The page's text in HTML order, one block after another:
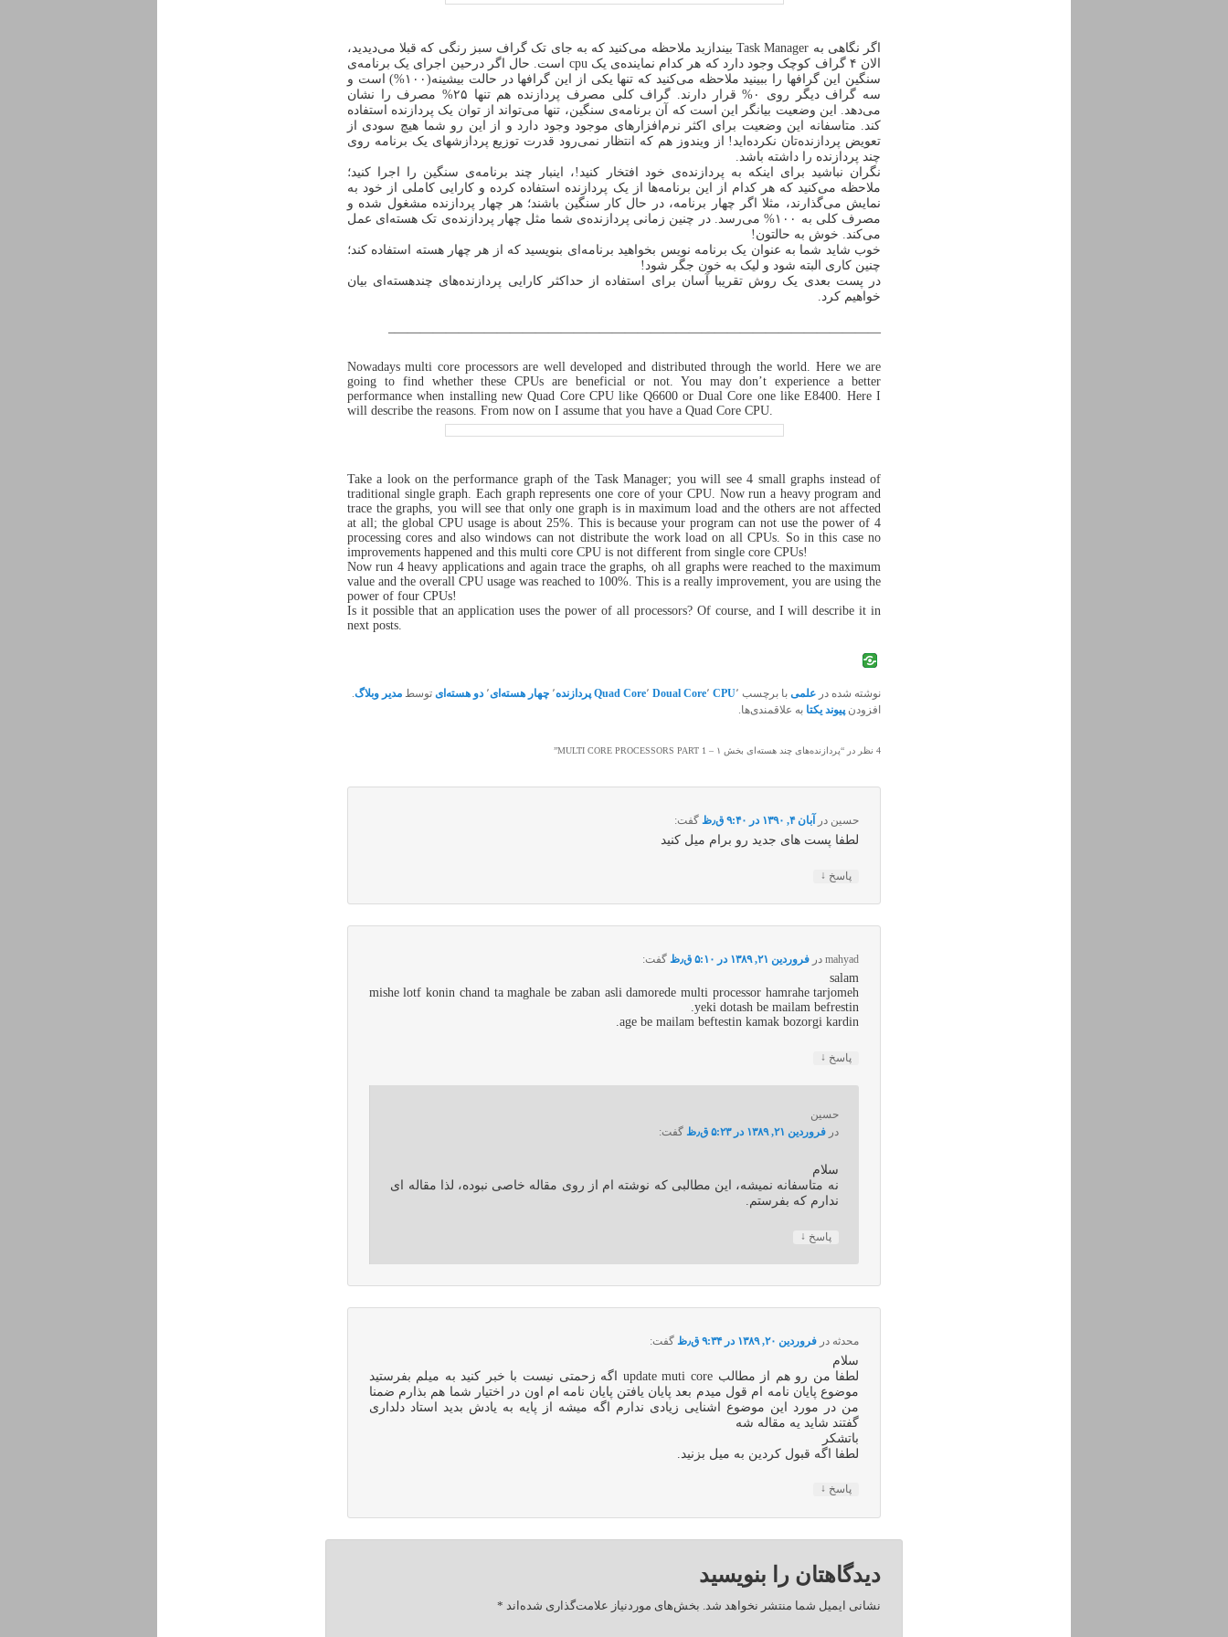
اگر نگاهی به Task Manager بیندازید ملاحظه می‌کنید که به جای تک گراف سبز رنگی که قبلا می‌دیدید،
الان ۴ گراف کوچک وجود دارد که هر کدام نماینده‌ی یک cpu است. حال اگر درحین اجرای یک برنامه‌ی
سنگین این گرافها را ببینید ملاحظه می‌کنید که تنها یکی از این گرافها در حالت بیشینه‌(۱۰۰%) است و
سه گراف دیگر روی ۰% قرار دارند. گراف کلی مصرف پردازنده هم تنها ۲۵% مصرف را نشان
می‌دهد. این وضعیت بیانگر این است که آن برنامه‌ی سنگین، تنها می‌تواند از توان یک پردازنده استفاده
کند. متاسفانه این وضعیت برای اکثر نرم‌افزارهای موجود وجود دارد و از این رو شما هیچ سودی از
تعویض پردازنده‌تان نکرده‌اید! از ویندوز هم که انتظار نمی‌رود قدرت توزیع پردازشهای یک برنامه روی
چند پردازنده را داشته باشد.
نگران نباشید برای اینکه به پردازنده‌ی خود افتخار کنید!، اینبار چند برنامه‌ی سنگین را اجرا کنید؛
ملاحظه می‌کنید که هر کدام از این برنامه‌ها از یک پردازنده استفاده کرده و کارایی کاملی از خود به
نمایش می‌گذارند، مثلا اگر چهار برنامه، در حال کار سنگین باشند؛ هر چهار پردازنده‌ مشغول شده و
مصرف کلی به ۱۰۰% می‌رسد. در چنین زمانی پردازنده‌ی شما مثل چهار پردازنده‌ی تک هسته‌ای عمل
می‌کند. خوش به حالتون!
خوب شاید شما به عنوان یک برنامه نویس بخواهید برنامه‌ای بنویسید که از هر چهار هسته استفاده کند؛
چنین کاری البته شود و لیک به خون جگر شود!
در پست بعدی یک روش تقریبا آسان برای استفاده از حداکثر کارایی پردازنده‌های چندهسته‌ای بیان
خواهیم کرد.
——————————————————————————————————————–
Nowadays multi core processors are well developed and distributed through the world. Here we are
going to find whether these CPUs are beneficial or not. You may don’t experience a better
performance when installing new Quad Core CPU like Q6600 or Dual Core one like E8400. Here I
will describe the reasons. From now on I assume that you have a Quad Core CPU.
Take a look on the performance graph of the Task Manager; you will see 4 small graphs instead of
traditional single graph. Each graph represents one core of your CPU. Now run a heavy program and
trace the graphs, you will see that only one graph is in maximum load and the others are not affected
at all; the global CPU usage is about 25%. This is because your program can not use the power of 4
processing cores and also windows can not distribute the work load on all CPUs. So in this case no
improvements happened and this multi core CPU is not different from single core CPUs!
Now run 4 heavy applications and again trace the graphs, oh all graphs were reached to the maximum
value and the overall CPU usage was reached to 100%. This is a really improvement, you are using the
power of four CPUs!
Is it possible that an application uses the power of all processors? Of course, and I will describe it in
next posts.
نوشته شده در علمیبا برچسب CPU٬ Doual Core٬ Quad Core٬ پردازنده٬ چهار هسته‌ای٬ دو هسته‌ایتوسط مدیر وبلاگ.
افزودنپیوند یکتا به علاقمندی‌ها.
4 نظر در “ پردازنده‌های چند هسته‌ای بخش ۱ – MULTI CORE PROCESSORS PART 1 ”
حسین در آبان ۴, ۱۳۹۰ در ۹:۴۰ ق٫ظ گفت:
لطفا پست های جدید رو برام میل کنید
پاسخ ↓
mahyadدر فروردین ۲۱, ۱۳۸۹ در ۵:۱۰ ق٫ظ گفت:
salam
mishe lotf konin chand ta maghale be zaban asli damorede multi processor hamrahe tarjomeh
yeki dotash be mailam befrestin.
age be mailam beftestin kamak bozorgi kardin.
پاسخ ↓
حسین
درفروردین ۲۱, ۱۳۸۹ در ۵:۲۳ ق٫ظ گفت:
سلام
نه متاسفانه نمیشه، این مطالبی که نوشته ام از روی مقاله خاصی نبوده، لذا مقاله ای
ندارم که بفرستم.
پاسخ ↓
محدثه در فروردین ۲۰, ۱۳۸۹ در ۹:۳۴ ق٫ظ گفت:
سلام
لطفا من رو هم از مطالب update muti core اگه زحمتی نیست با خبر کنید به میلم بفرستید
موضوع پایان نامه ام قول میدم بعد پایان یافتن پایان نامه ام اون در اختیار شما هم بذارم ضمنا
من در مورد این موضوع اشنایی زیادی ندارم اگه میشه از پایه به یادش بدید استاد دلداری
گفتند شاید یه مقاله شه
باتشکر
لطفا اگه قبول کردین به میل بزنید.
پاسخ ↓
دیدگاهتان را بنویسید
نشانی ایمیل شما منتشر نخواهد شد. بخش‌های موردنیاز علامت‌گذاری شده‌اند *